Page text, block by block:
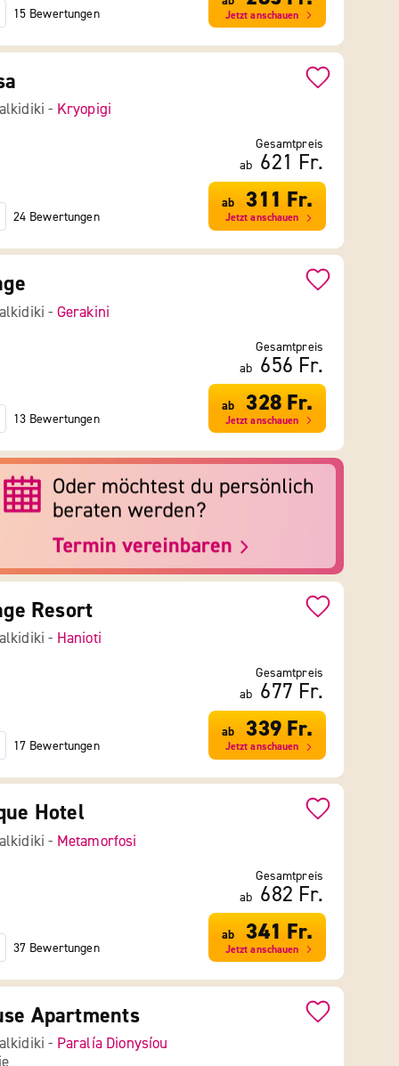
15 Bewertungen Jetzt anschauen
- Kryopigi
24 Bewertungen
Gesamtpreis
ab 621 Fr.
ab 311 Fr.
Jetzt anschauen
- Gerakini
13 Bewertungen
Gesamtpreis
ab 656 Fr.
ab 328 Fr.
Jetzt anschauen
Resort
- Hanioti
17 Bewertungen
Gesamtpreis
ab 677 Fr.
ab 339 Fr.
Jetzt anschauen
Hotel
- Metamorfosi
37 Bewertungen
Gesamtpreis
ab 682 Fr.
ab 341 Fr.
Jetzt anschauen
Apartments
- Paralía Dionysíou